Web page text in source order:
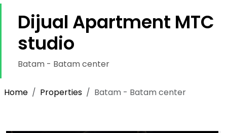
Dijual Apartment MTC
studio
Batam - Batam center
Home Properties Batam - Batam center